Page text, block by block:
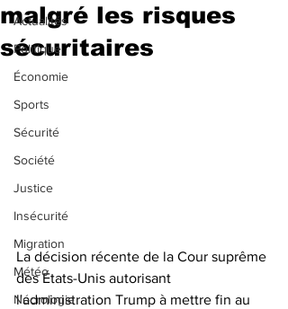
Actualités
Politique
Économie
Sports
Sécurité
Société
Justice
Insécurité
Migration
Météo
Nécrologie
malgré les risques
sécuritaires
La décision récente de la Cour suprême
des États-Unis autorisant
l'administration Trump à mettre fin au